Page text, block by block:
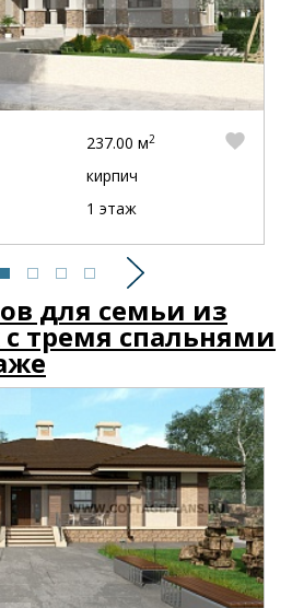
Следующий
237.00 м2
кирпич
1 этаж
для семьи из
тремя спальнями